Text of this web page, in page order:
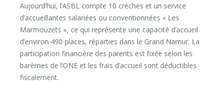
Aujourd’hui, l’ASBL compte 10 crèches et un service
d’accueillantes salariées ou conventionnées « Les
Marmouzets », ce qui représente une capacité d’accueil
d’environ 490 places, réparties dans le Grand Namur. La
participation financière des parents est fixée selon les
barèmes de l’ONE et les frais d’accueil sont déductibles
fiscalement.